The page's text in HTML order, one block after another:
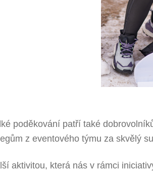
poděkování patří také
z eventového týmu za skvělý
aktivitou, která nás v rámci